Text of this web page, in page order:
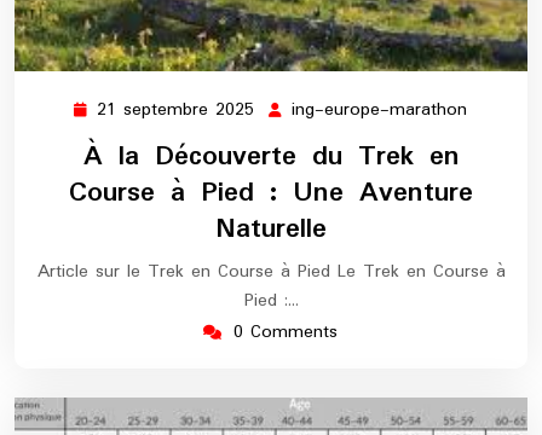
21 septembre 2025 21
septembre
2025
ing-europe-marathon
À la Découverte du Trek en
Course à Pied : Une Aventure
Naturelle
Article sur le Trek en Course à Pied Le Trek en Course à
Pied :…
0 Comments